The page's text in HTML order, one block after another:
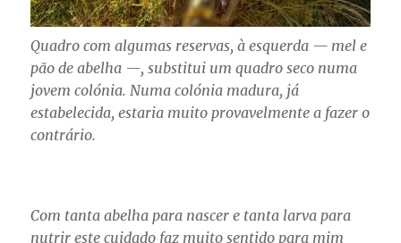
Quadro com algumas reservas, à esquerda — mel e
pão de abelha —, substitui um quadro seco numa
jovem colónia. Numa colónia madura, já
estabelecida, estaria muito provavelmente a fazer o
contrário.
Com tanta abelha para nascer e tanta larva para
nutrir este cuidado faz muito sentido para mim